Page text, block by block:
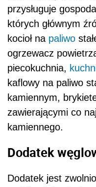
przysługuje
których głównym
kocioł na paliwo
ogrzewacz
piecokuchnia,
kaflowy na paliwo
kamiennym,
zawierającymi co
kamiennego.
Dodatek
Dodatek jest